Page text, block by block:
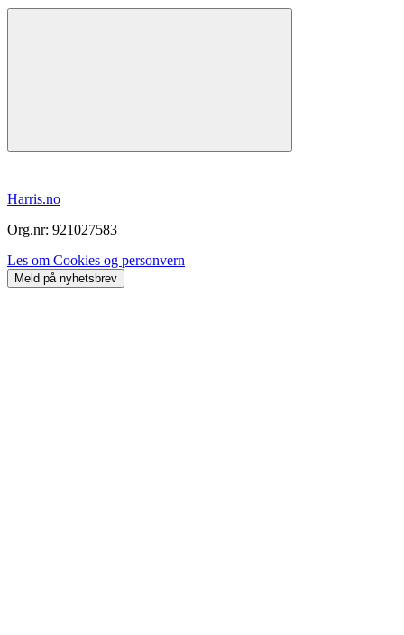
Harris.no
Org.nr: 921027583
Les om Cookies og personvern
Meld på nyhetsbrev